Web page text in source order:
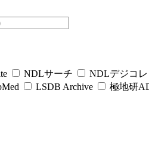
NDLサーチ NDLデジコレ
LSDB Archive 極地研